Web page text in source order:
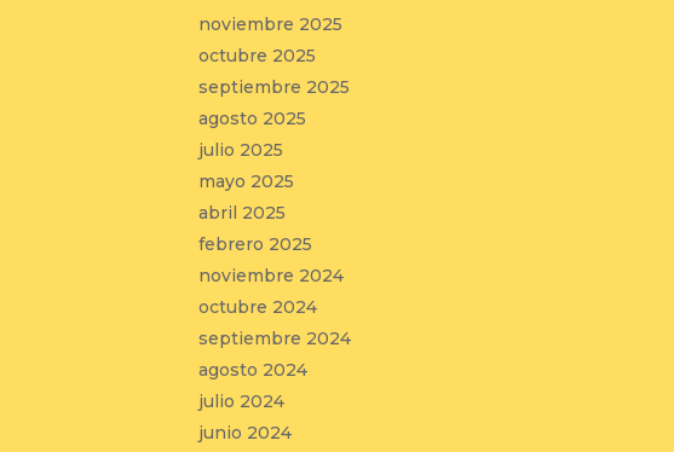
noviembre 2025
octubre 2025
septiembre 2025
agosto 2025
julio 2025
mayo 2025
abril 2025
febrero 2025
noviembre 2024
octubre 2024
septiembre 2024
agosto 2024
julio 2024
junio 2024